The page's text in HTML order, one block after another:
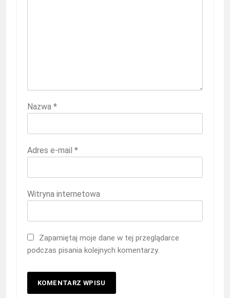
Nazwa *
Adres e-mail *
Witryna internetowa
Zapamiętaj moje dane w tej przeglądarce
podczas pisania kolejnych komentarzy.